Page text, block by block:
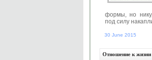
формы, но
под силу
30 June 2015
Отношение к жизни